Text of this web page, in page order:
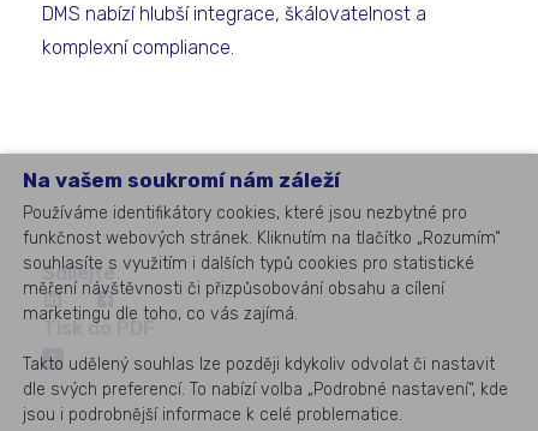
DMS nabízí hlubší integrace, škálovatelnost a
komplexní compliance.
Sdílejte
Tisk do PDF
Na vašem soukromí nám záleží
Používáme identifikátory cookies, které jsou nezbytné pro
funkčnost webových stránek. Kliknutím na tlačítko „Rozumím“
souhlasíte s využitím i dalších typů cookies pro statistické
měření návštěvnosti či přizpůsobování obsahu a cílení
marketingu dle toho, co vás zajímá.
Takto udělený souhlas lze později kdykoliv odvolat či nastavit
dle svých preferencí. To nabízí volba „Podrobné nastavení“, kde
jsou i podrobnější informace k celé problematice.